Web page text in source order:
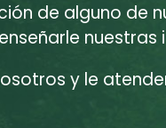
de alguno de
nuestras
y le